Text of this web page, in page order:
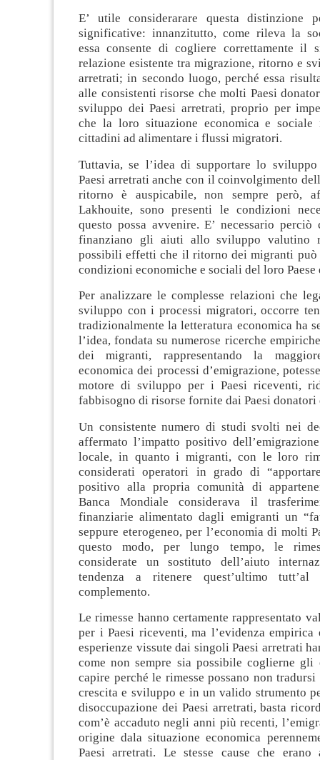
E’ utile considerarare questa distinzione
significative: innanzitutto, come rileva la
essa consente di cogliere correttamente il
relazione esistente tra migrazione, ritorno e
arretrati; in secondo luogo, perché essa
alle consistenti risorse che molti Paesi
sviluppo dei Paesi arretrati, proprio per
che la loro situazione economica e
cittadini ad alimentare i flussi migratori.
Tuttavia, se l’idea di supportare lo
Paesi arretrati anche con il coinvolgimento
ritorno è auspicabile, non sempre però,
Lakhouite, sono presenti le condizioni
questo possa avvenire. E’ necessario perciò
finanziano gli aiuti allo sviluppo valutino
possibili effetti che il ritorno dei migranti può
condizioni economiche e sociali del loro Paese
Per analizzare le complesse relazioni che
sviluppo con i processi migratori, occorre
tradizionalmente la letteratura economica ha
l’idea, fondata su numerose ricerche
dei migranti, rappresentando la
economica dei processi d’emigrazione,
motore di sviluppo per i Paesi riceventi,
fabbisogno di risorse fornite dai Paesi donatori
Un consistente numero di studi svolti nei
affermato l’impatto positivo
locale, in quanto i migranti, con le loro
considerati operatori in grado di
positivo alla propria comunità di
Banca Mondiale considerava il
finanziarie alimentato dagli emigranti un
seppure eterogeneo, per l’economia di molti
questo modo, per lungo tempo, le
considerate un sostituto dell’aiuto
tendenza a ritenere quest’ultimo
complemento.
Le rimesse hanno certamente rappresentato
per i Paesi riceventi, ma l’evidenza empirica
esperienze vissute dai singoli Paesi arretrati
come non sempre sia possibile coglierne
capire perché le rimesse possano non
crescita e sviluppo e in un valido strumento
disoccupazione dei Paesi arretrati, basta
com’è accaduto negli anni più recenti,
origine dala situazione economica
Paesi arretrati. Le stesse cause che erano